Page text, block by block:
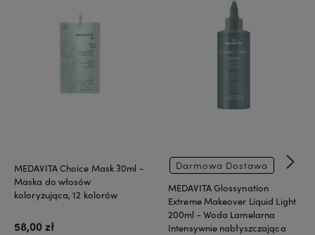
MEDAVITA Choice Mask 30ml -
Maska do włosów
koloryzująca, 12 kolorów
58,00 zł
Darmowa Dostawa
MEDAVITA Glossynation
Extreme Makeover Liquid Light
200ml - Woda Lamelarna
Intensywnie nabłyszczająca